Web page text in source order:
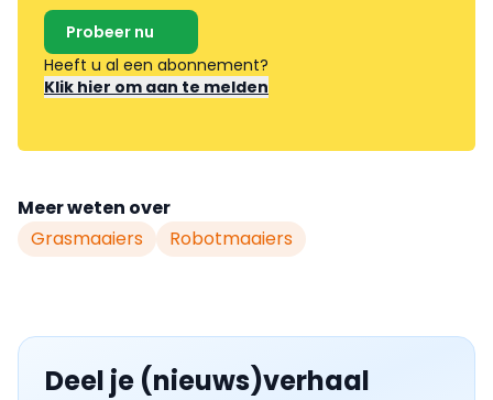
Probeer nu
Heeft u al een abonnement?
Klik hier om aan te melden
Meer weten over
Grasmaaiers
Robotmaaiers
Deel je (nieuws)verhaal